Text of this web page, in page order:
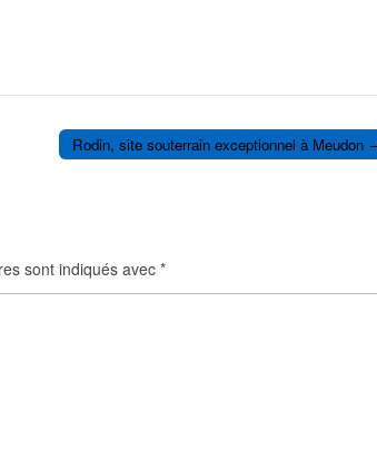
Rodin, site souterrain exceptionnel à Meudon
sont indiqués avec*